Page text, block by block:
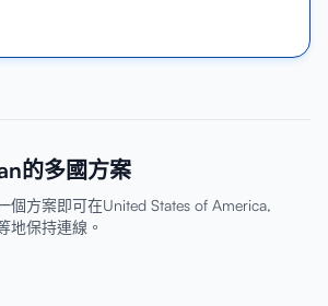
的多國方案
個方案即可在United States of America,
地保持連線。